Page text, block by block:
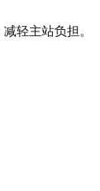
轻主站负担。